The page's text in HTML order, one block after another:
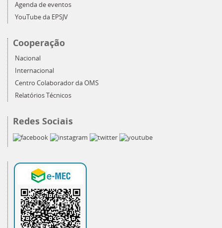
Agenda de eventos
YouTube da EPSJV
Cooperação
Nacional
Internacional
Centro Colaborador da OMS
Relatórios Técnicos
Redes Sociais